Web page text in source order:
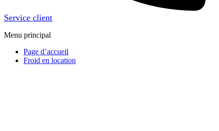
Service client
Menu principal
Page d’accueil
Froid en location